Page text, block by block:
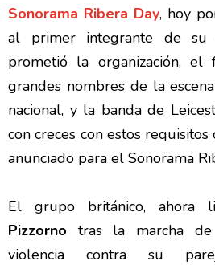
Sonorama Ribera Day, hoy
al primer integrante de
prometió la organización,
grandes nombres de la
nacional, y la banda de
con creces con estos
anunciado para el Sonorama
El grupo británico, ahora
Pizzorno tras la marcha
violencia contra su